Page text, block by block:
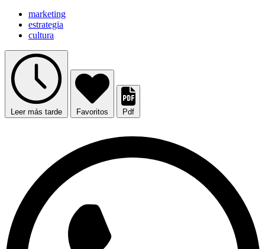
marketing
estrategia
cultura
Leer más tarde Favoritos Pdf